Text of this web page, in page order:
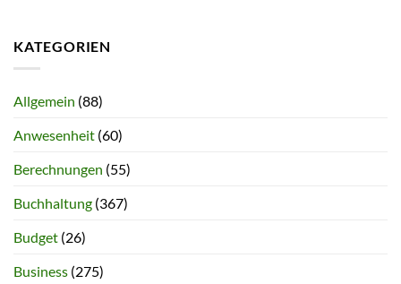
KATEGORIEN
Allgemein (88)
Anwesenheit (60)
Berechnungen (55)
Buchhaltung (367)
Budget (26)
Business (275)